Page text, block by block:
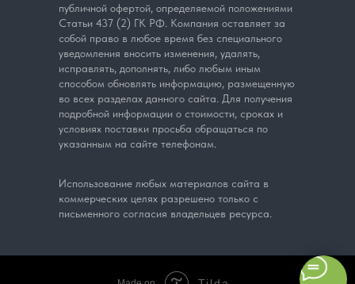
публичной офертой, определяемой положениями
Статьи 437 (2) ГК РФ. Компания оставляет за
собой право в любое время без специального
уведомления вносить изменения, удалять,
исправлять, дополнять, либо любым иным
способом обновлять информацию, размещенную
во всех разделах данного сайта. Для получения
подробной информации о стоимости, сроках и
условиях поставки просьба обращаться по
указанным на сайте телефонам.
Использование любых материалов сайта в
коммерческих целях разрешено только с
письменного согласия владельцев ресурса.